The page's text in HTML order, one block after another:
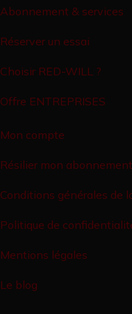
Abonnement & services
Réserver un essai
Choisir RED-WILL ?
Offre ENTREPRISES
Mon compte
Résilier mon abonnement
Conditions générales de
Politique de
Mentions légales
Le blog